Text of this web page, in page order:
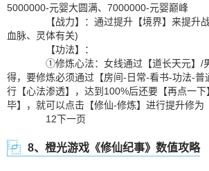
5000000-元婴大圆满、7000000-元婴巅峰
【战力】：通过提升【境界】来提升
血脉、灵体有关)
【功法】：
①修炼心法：女线通过【道长天元】/
得，要修炼必须通过【房间-日常-看书-功法-普
行【心法渗透】，达到100%后还要【再点一
毕】，就可以点击【修仙-修炼】进行提升修为
12下一页
8、橙光游戏《修仙纪事》数值攻略